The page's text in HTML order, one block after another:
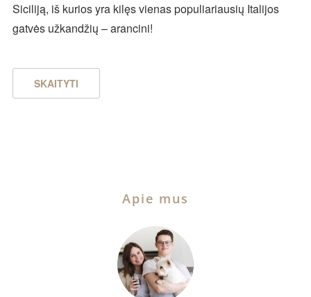
Siciliją, iš kurios yra kilęs vienas populiariausių Italijos
gatvės užkandžių – arancini!
SKAITYTI
Apie mus